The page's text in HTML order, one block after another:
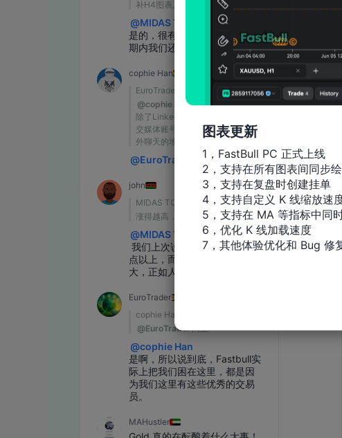
图表更新
1，FastBull PC 正式上线
2，支持在所有图表间同步
3，支持在复盘时创建挂单
4，支持自定义 K 线缩放速
5，支持在 MA 等指标中同
6，优化 K 线加载速度
7，其他体验优化和 Bug 修